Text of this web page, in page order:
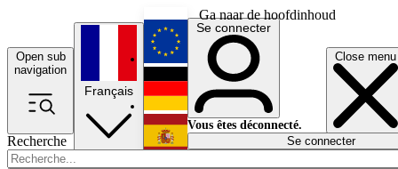
Ga naar de hoofdinhoud
Open sub
navigation
Close menu
Recherche
Français
English
Deutsch
Español
Se connecter
Vous êtes déconnecté.
Se connecter